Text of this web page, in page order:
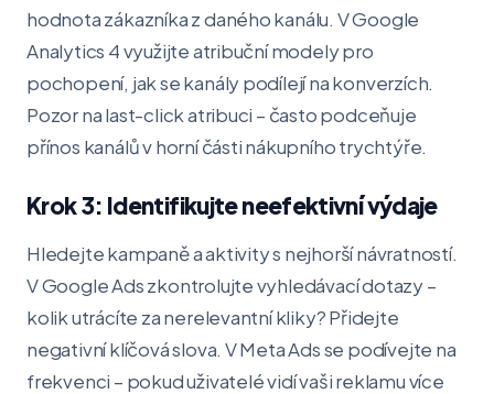
hodnota zákazníka z daného kanálu. V Google
Analytics 4 využijte atribuční modely pro
pochopení, jak se kanály podílejí na konverzích.
Pozor na last-click atribuci – často podceňuje
přínos kanálů v horní části nákupního trychtýře.
Krok 3: Identifikujte neefektivní výdaje
Hledejte kampaně a aktivity s nejhorší návratností.
V Google Ads zkontrolujte vyhledávací dotazy –
kolik utrácíte za nerelevantní kliky? Přidejte
negativní klíčová slova. V Meta Ads se podívejte na
frekvenci – pokud uživatelé vidí vaši reklamu více